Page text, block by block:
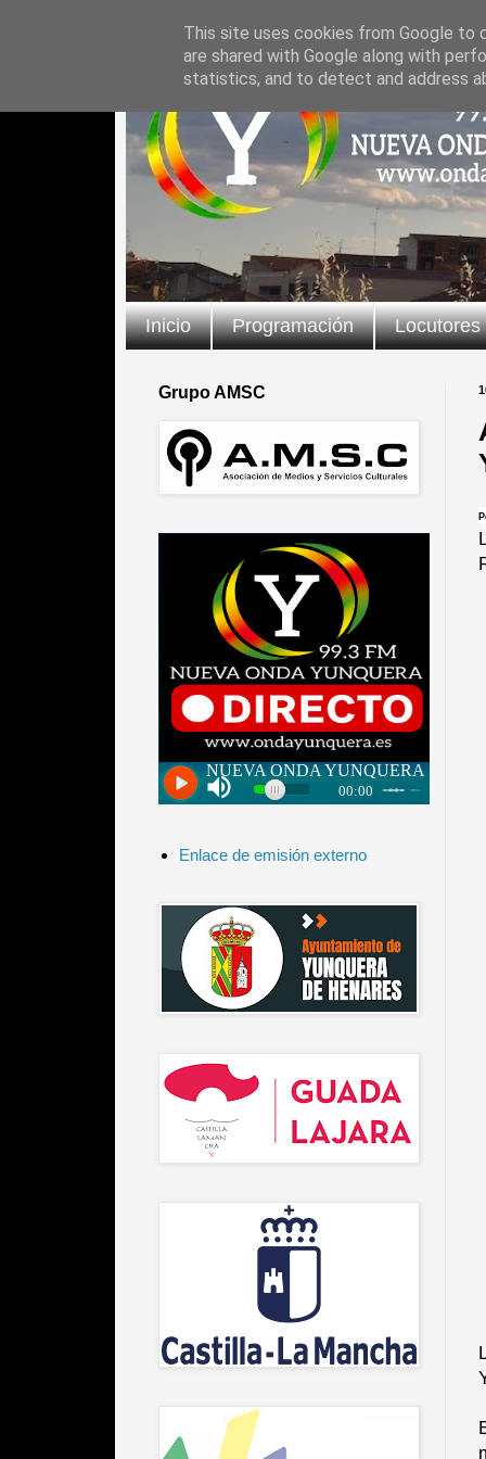
Inicio Programación Locutores
Grupo AMSC
Enlace de emisión externo
This site uses cookies from Google to
are shared with Google along with
statistics, and to detect and address